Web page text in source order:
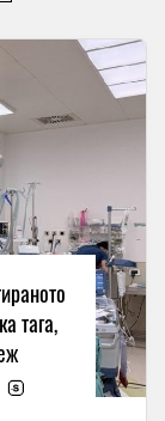
тага,
-